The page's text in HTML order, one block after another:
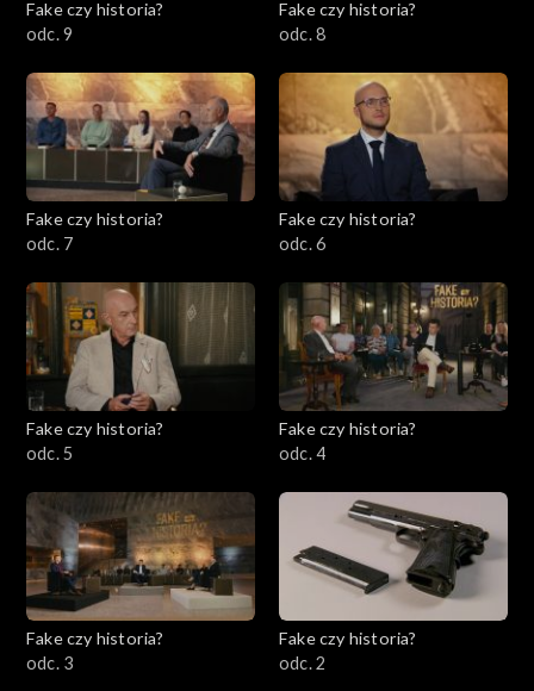
Fake czy historia?
odc. 9
Fake czy historia?
odc. 8
Fake czy historia?
odc. 7
Fake czy historia?
odc. 6
Fake czy historia?
odc. 5
Fake czy historia?
odc. 4
Fake czy historia?
odc. 3
Fake czy historia?
odc. 2